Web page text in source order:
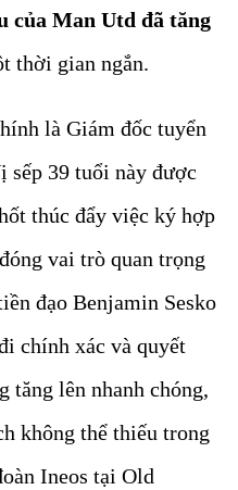
của Man Utd đã tăng
thời gian ngắn.
là Giám đốc tuyển
39 tuổi này được
thúc đẩy việc ký hợp
vai trò quan trọng
đạo Benjamin Sesko
chính xác và quyết
tăng lên nhanh chóng,
không thể thiếu trong
Ineos tại Old